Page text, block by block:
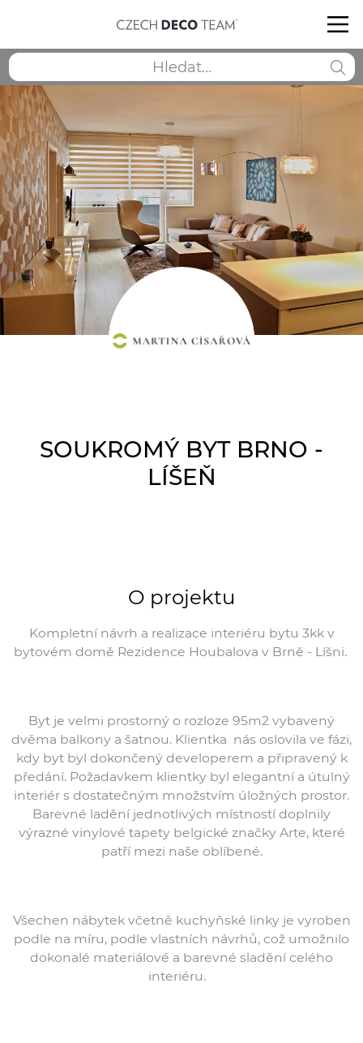
SOUKROMÝ BYT BRNO -
LÍŠEŇ
O projektu
Kompletní návrh a realizace interiéru bytu 3kk v
bytovém domě Rezidence Houbalova v Brně - Líšni.
Byt je velmi prostorný o rozloze 95m2 vybavený
dvěma balkony a šatnou. Klientka nás oslovila ve fázi,
kdy byt byl dokončený developerem a připravený k
předání. Požadavkem klientky byl elegantní a útulný
interiér s dostatečným množstvím úložných prostor.
Barevné ladění jednotlivých místností doplnily
výrazné vinylové tapety belgické značky Arte, které
patří mezi naše oblíbené.
Všechen nábytek včetně kuchyňské linky je vyroben
podle na míru, podle vlastních návrhů, což umožnilo
dokonalé materiálové a barevné sladění celého
interiéru.